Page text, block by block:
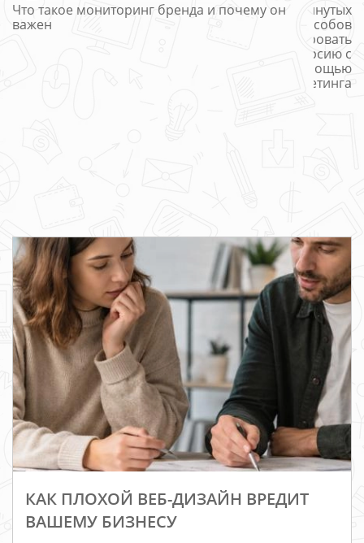
КАК ПЛОХОЙ ВЕБ-ДИЗАЙН ВРЕДИТ
ВАШЕМУ БИЗНЕСУ
Что такое мониторинг бренда и почему он
важен
5 продвинутых
способов
максимизировать
конверсию с
помощью
ремаркетинга